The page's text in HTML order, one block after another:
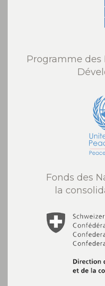
Programme des
Fonds des
la